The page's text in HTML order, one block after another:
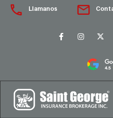
Llamanos